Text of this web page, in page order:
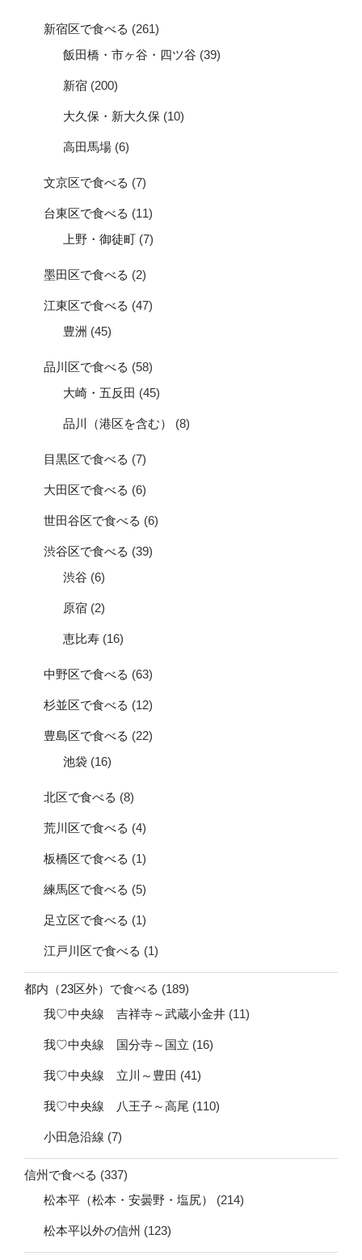
新宿区で食べる (261)
飯田橋・市ヶ谷・四ツ谷 (39)
新宿 (200)
大久保・新大久保 (10)
高田馬場 (6)
文京区で食べる (7)
台東区で食べる (11)
上野・御徒町 (7)
墨田区で食べる (2)
江東区で食べる (47)
豊洲 (45)
品川区で食べる (58)
大崎・五反田 (45)
品川（港区を含む） (8)
目黒区で食べる (7)
大田区で食べる (6)
世田谷区で食べる (6)
渋谷区で食べる (39)
渋谷 (6)
原宿 (2)
恵比寿 (16)
中野区で食べる (63)
杉並区で食べる (12)
豊島区で食べる (22)
池袋 (16)
北区で食べる (8)
荒川区で食べる (4)
板橋区で食べる (1)
練馬区で食べる (5)
足立区で食べる (1)
江戸川区で食べる (1)
都内（23区外）で食べる (189)
我♡中央線 吉祥寺～武蔵小金井 (11)
我♡中央線 国分寺～国立 (16)
我♡中央線 立川～豊田 (41)
我♡中央線 八王子～高尾 (110)
小田急沿線 (7)
信州で食べる (337)
松本平（松本・安曇野・塩尻）
(214)
松本平以外の信州 (123)